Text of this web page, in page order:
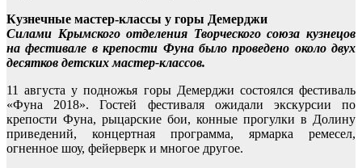
Кузнечные мастер-классы у горы Демерджи
Силами Крымского отделения Творческого союза кузнецов
на фестивале в крепости Фуна было проведено около двух
десятков детских мастер-классов.
11 августа у подножья горы Демерджи состоялся фестиваль
«Фуна 2018». Гостей фестиваля ожидали экскурсии по
крепости Фуна, рыцарские бои, конные прогулки в Долину
приведений, концертная программа, ярмарка ремесел,
огненное шоу, фейерверк и многое другое.